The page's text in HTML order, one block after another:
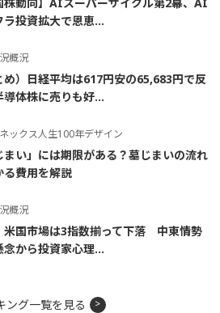
株動向】AIスーパーサイクル第2幕、AI
ラ投資拡大で恩恵...
概況
め）日経平均は617円安の65,683円で反
体株に売りも好...
ックス人生100年デザイン
まい」には期限がある？墓じまいの流れ
る費用を解説
概況
米国市場は3指数揃って下落 中東情勢
念から投資家心理...
ング一覧を見る